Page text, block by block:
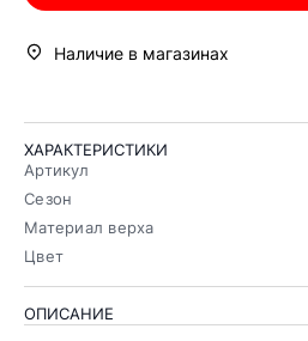
Наличие в магазинах
ХАРАКТЕРИСТИКИ
Артикул
Сезон
Материал верха
Цвет
ОПИСАНИЕ